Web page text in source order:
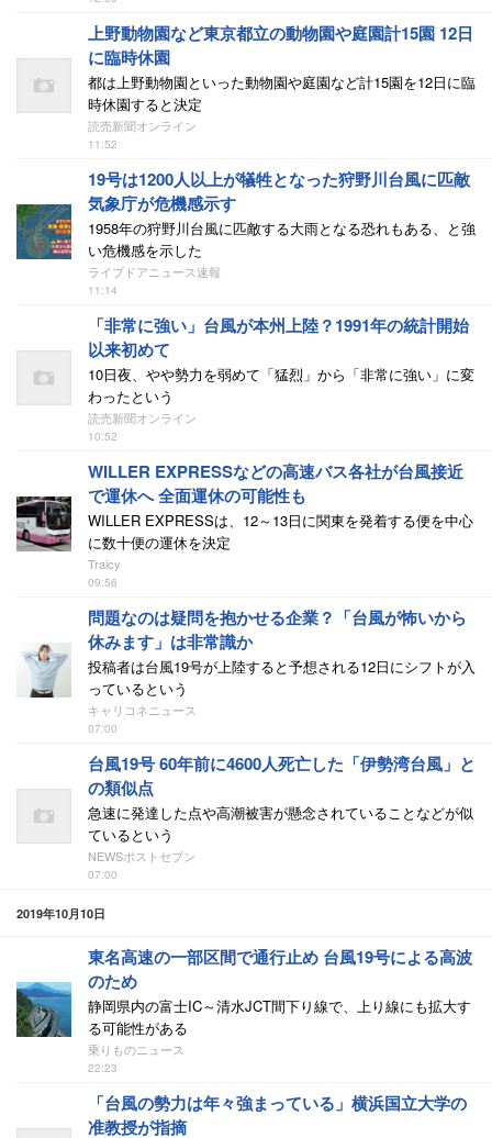
上野動物園など東京都立の動物園や庭園計15園 12日
に臨時休園
都は上野動物園といった動物園や庭園など計15園を12日に臨
時休園すると決定
読売新聞オンライン
11:52
19号は1200人以上が犠牲となった狩野川台風に匹敵
気象庁が危機感示す
1958年の狩野川台風に匹敵する大雨となる恐れもある、と強
い危機感を示した
ライブドアニュース速報
11:14
「非常に強い」台風が本州上陸？1991年の統計開始
以来初めて
10日夜、やや勢力を弱めて「猛烈」から「非常に強い」に変
わったという
読売新聞オンライン
10:52
WILLER EXPRESSなどの高速バス各社が台風接近
で運休へ 全面運休の可能性も
WILLER EXPRESSは、12～13日に関東を発着する便を中心
に数十便の運休を決定
Traicy
09:56
問題なのは疑問を抱かせる企業？「台風が怖いから
休みます」は非常識か
投稿者は台風19号が上陸すると予想される12日にシフトが入
っているという
キャリコネニュース
07:00
台風19号 60年前に4600人死亡した「伊勢湾台風」と
の類似点
急速に発達した点や高潮被害が懸念されていることなどが似
ているという
NEWSポストセブン
07:00
2019年10月10日
東名高速の一部区間で通行止め 台風19号による高波
のため
静岡県内の富士IC～清水JCT間下り線で、上り線にも拡大す
る可能性がある
乗りものニュース
22:23
「台風の勢力は年々強まっている」横浜国立大学の
准教授が指摘